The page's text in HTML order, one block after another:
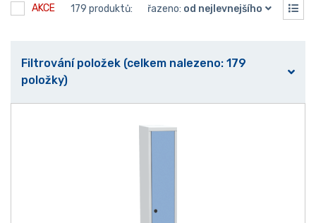
AKCE 179 produktů: řazeno: od nejlevnejšího
Filtrování položek (celkem nalezeno: 179
položky)